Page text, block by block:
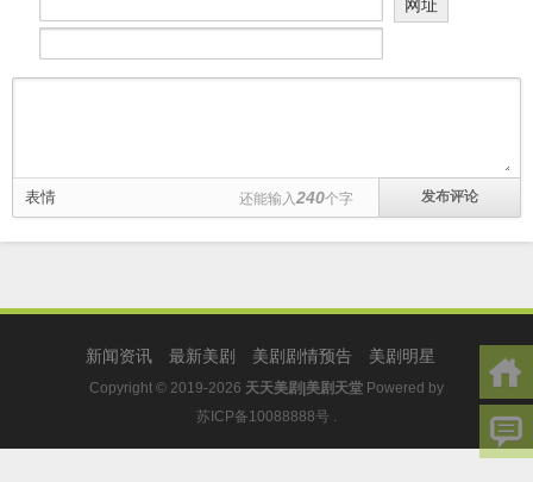
网址
表情 还能输入 240个字
新闻资讯 最新美剧 美剧剧情预告 美剧明星
Copyright © 2019-2026 天天美剧|美剧天堂 Powered by
苏ICP备10088888号 .